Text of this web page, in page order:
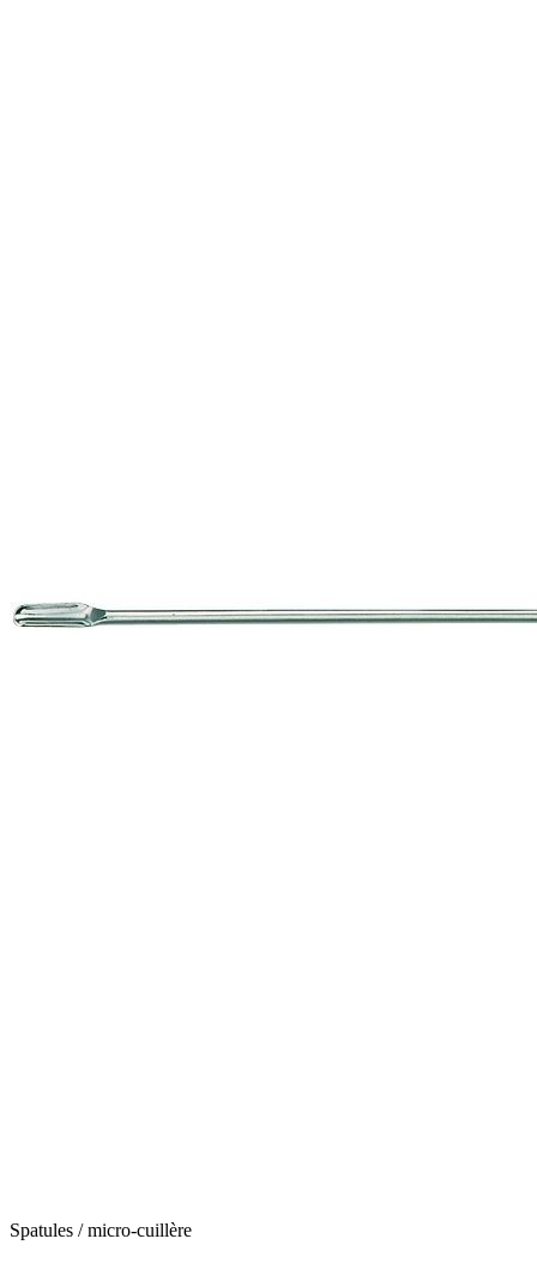
Spatules / micro-cuillère